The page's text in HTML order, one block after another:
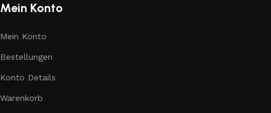
Mein Konto
Mein Konto
Bestellungen
Konto Details
Warenkorb